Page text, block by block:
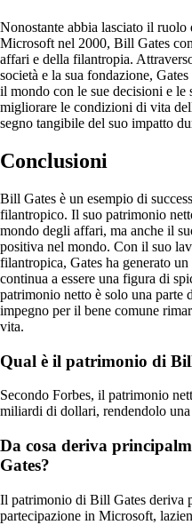
Nonostante abbia lasciato il ruolo
Microsoft nel 2000, Bill Gates
affari e della filantropia.
società e la sua fondazione,
il mondo con le sue decisioni e
migliorare le condizioni di vita
segno tangibile del suo impatto
Conclusioni
Bill Gates è un esempio di
filantropico. Il suo patrimonio
mondo degli affari, ma anche il
positiva nel mondo. Con il suo
filantropica, Gates ha generato
continua a essere una figura di
patrimonio netto è solo una parte
impegno per il bene comune
vita.
Qual è il patrimonio di
Secondo Forbes, il patrimonio
miliardi di dollari, rendendolo
Da cosa deriva
Gates?
Il patrimonio di Bill Gates deriva
partecipazione in Microsoft,